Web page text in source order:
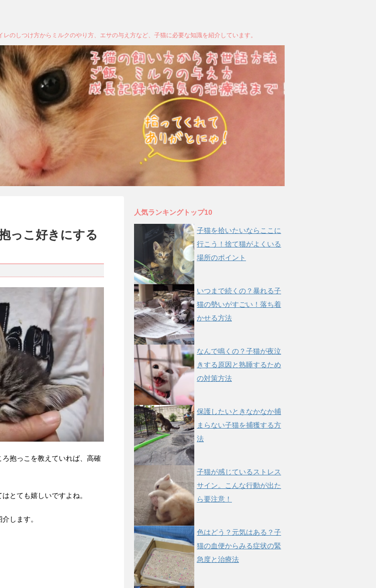
のしつけ方からミルクのやり方、エサの与え方など、子猫に必要な知識を紹介しています。
っこ好きにする
抱っこを教えていれば、高確
とても嬉しいですよね。
します。
人気ランキングトップ10
子猫を拾いたいならここに
行こう！捨て猫がよくいる
場所のポイント
いつまで続くの？暴れる子
猫の勢いがすごい！落ち着
かせる方法
なんで鳴くの？子猫が夜泣
きする原因と熟睡するため
の対策方法
保護したいときなかなか捕
まらない子猫を捕獲する方
法
子猫が感じているストレス
サイン。こんな行動が出た
ら要注意！
色はどう？元気はある？子
猫の血便からみる症状の緊
急度と治療法